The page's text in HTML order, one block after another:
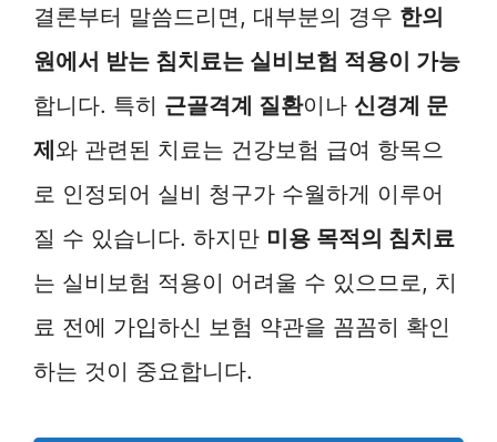
결론부터 말씀드리면, 대부분의 경우 한의
원에서 받는 침치료는 실비보험 적용이 가능
합니다. 특히 근골격계 질환이나 신경계 문
제와 관련된 치료는 건강보험 급여 항목으
로 인정되어 실비 청구가 수월하게 이루어
질 수 있습니다. 하지만 미용 목적의 침치료
는 실비보험 적용이 어려울 수 있으므로, 치
료 전에 가입하신 보험 약관을 꼼꼼히 확인
하는 것이 중요합니다.